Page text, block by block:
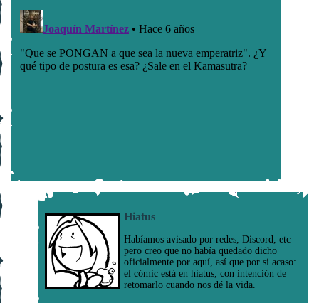
Hiatus
Habíamos avisado por redes, Discord, etc
pero creo que no había quedado dicho
oficialmente por aquí, así que por si acaso:
el cómic está en hiatus, con intención de
retomarlo cuando nos dé la vida.